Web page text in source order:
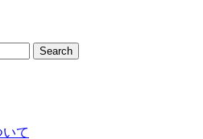
て